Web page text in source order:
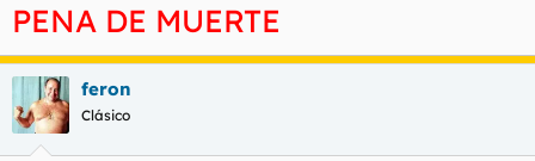
PENA DE MUERTE
feron
Clásico